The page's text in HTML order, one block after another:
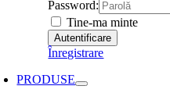
Password:
Tine-ma minte
Înregistrare
PRODUSE